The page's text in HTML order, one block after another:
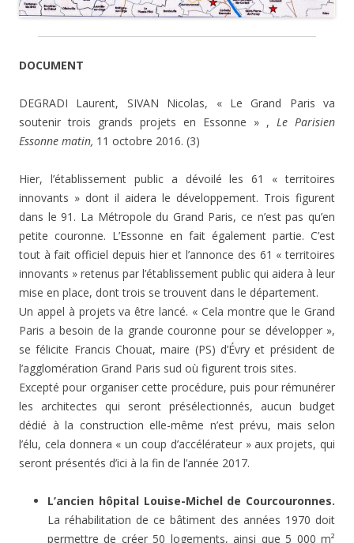
DOCUMENT
DEGRADI Laurent, SIVAN Nicolas, « Le Grand Paris va
soutenir trois grands projets en Essonne » , Le Parisien
Essonne matin, 11 octobre 2016. (3)
Hier, l’établissement public a dévoilé les 61 « territoires
innovants » dont il aidera le développement. Trois figurent
dans le 91. La Métropole du Grand Paris, ce n’est pas qu’en
petite couronne. L’Essonne en fait également partie. C’est
tout à fait officiel depuis hier et l’annonce des 61 « territoires
innovants » retenus par l’établissement public qui aidera à leur
mise en place, dont trois se trouvent dans le département.
Un appel à projets va être lancé. « Cela montre que le Grand
Paris a besoin de la grande couronne pour se développer »,
se félicite Francis Chouat, maire (PS) d’Évry et président de
l’agglomération Grand Paris sud où figurent trois sites.
Excepté pour organiser cette procédure, puis pour rémunérer
les architectes qui seront présélectionnés, aucun budget
dédié à la construction elle-même n’est prévu, mais selon
l’élu, cela donnera « un coup d’accélérateur » aux projets, qui
seront présentés d’ici à la fin de l’année 2017.
L’ancien hôpital Louise-Michel de Courcouronnes.
La réhabilitation de ce bâtiment des années 1970 doit
permettre de créer 50 logements, ainsi que 5 000 m²